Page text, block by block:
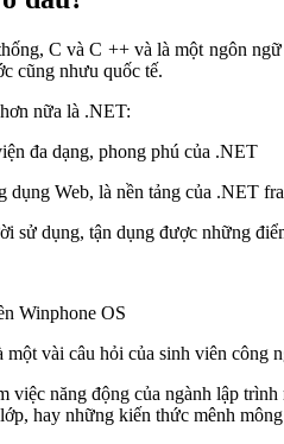
C và C ++ và là một ngôn
cũng nhưu quốc tế.
nữa là .NET:
đa dạng, phong phú của .NET
dụng Web, là nền tảng của .NET
sử dụng, tận dụng được những
Winphone OS
vài câu hỏi của sinh viên công
năng động của ngành lập
hay những kiến thức mênh